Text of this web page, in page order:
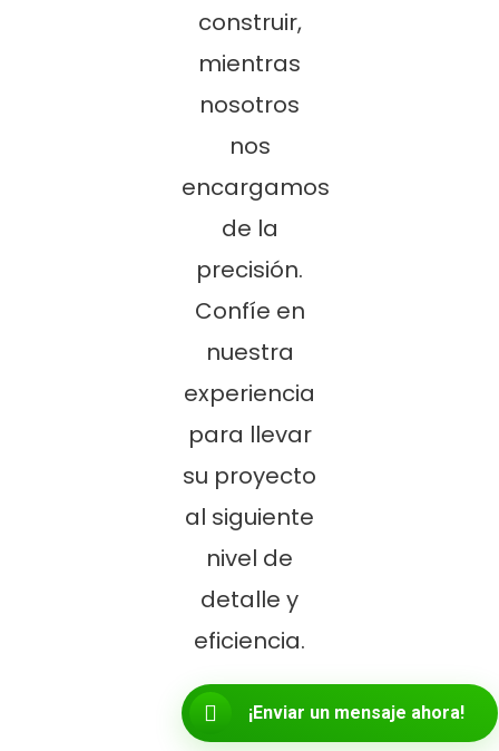
construir,
mientras
nosotros
nos
encargamos
de la
precisión.
Confíe en
nuestra
experiencia
para llevar
su proyecto
al siguiente
nivel de
detalle y
eficiencia.
¡Enviar un mensaje ahora!